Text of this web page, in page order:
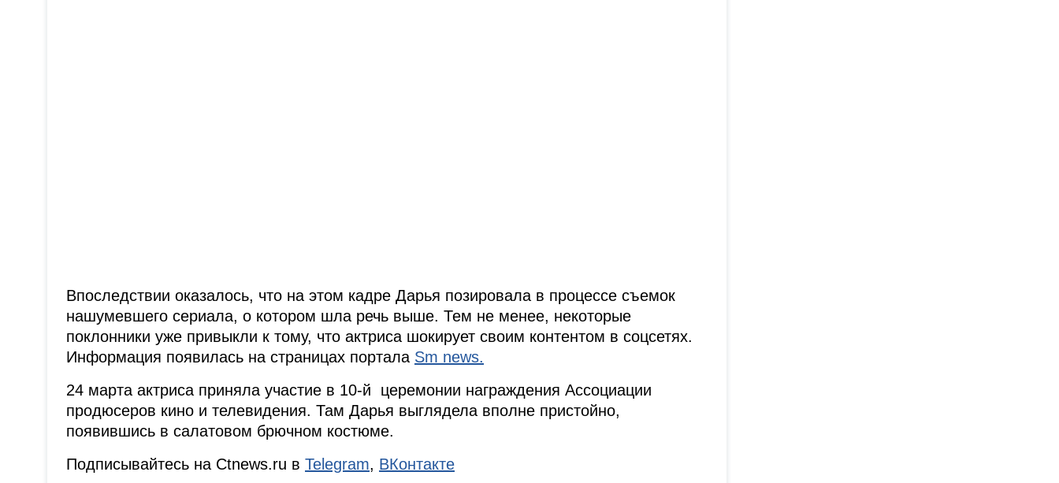
Впоследствии оказалось, что на этом кадре Дарья позировала в процессе съемок
нашумевшего сериала, о котором шла речь выше. Тем не менее, некоторые
поклонники уже привыкли к тому, что актриса шокирует своим контентом в соцсетях.
Информация появилась на страницах портала Sm news.
24 марта актриса приняла участие в 10-й церемонии награждения Ассоциации
продюсеров кино и телевидения. Там Дарья выглядела вполне пристойно,
появившись в салатовом брючном костюме.
Подписывайтесь на Ctnews.ru в Telegram, ВКонтакте